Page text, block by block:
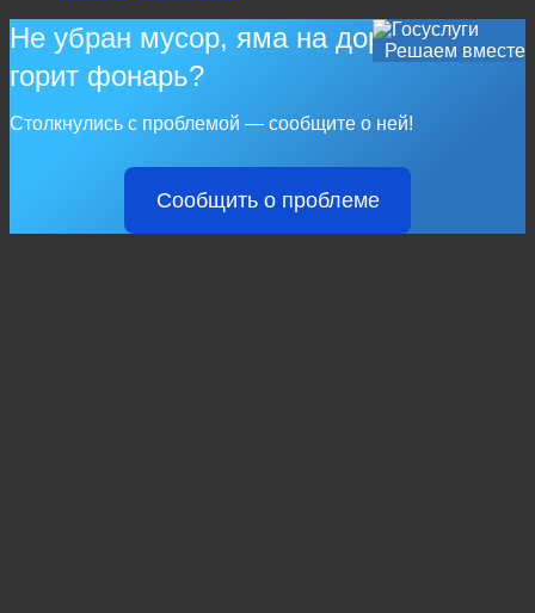
Решаем вместе
Не убран мусор, яма на дороге, не
горит фонарь?
Столкнулись с проблемой — сообщите о ней!
Сообщить о проблеме